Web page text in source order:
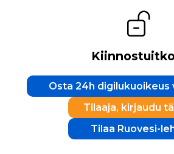
Osta 24h digilukuoikeus
Tilaaja, kirjaudu
Tilaa Ruovesi-